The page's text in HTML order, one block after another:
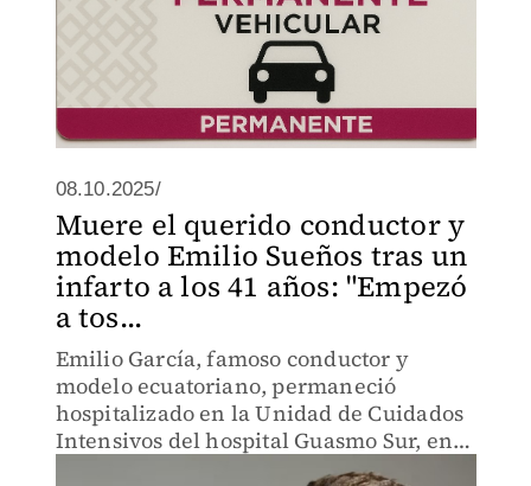
08.10.2025/
Muere el querido conductor y
modelo Emilio Sueños tras un
infarto a los 41 años: "Empezó
a tos...
Emilio García, famoso conductor y
modelo ecuatoriano, permaneció
hospitalizado en la Unidad de Cuidados
Intensivos del hospital Guasmo Sur, en
Guayaquil, Ecuador, desde el miércoles 1